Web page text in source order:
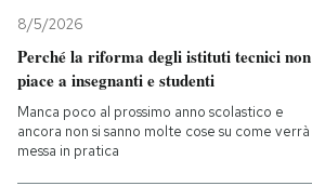
8/5/2026
Perché la riforma degli istituti tecnici non
piace a insegnanti e studenti
Manca poco al prossimo anno scolastico e
ancora non si sanno molte cose su come verrà
messa in pratica